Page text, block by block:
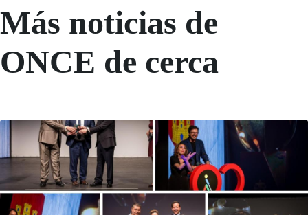
Más noticias de
ONCE de cerca